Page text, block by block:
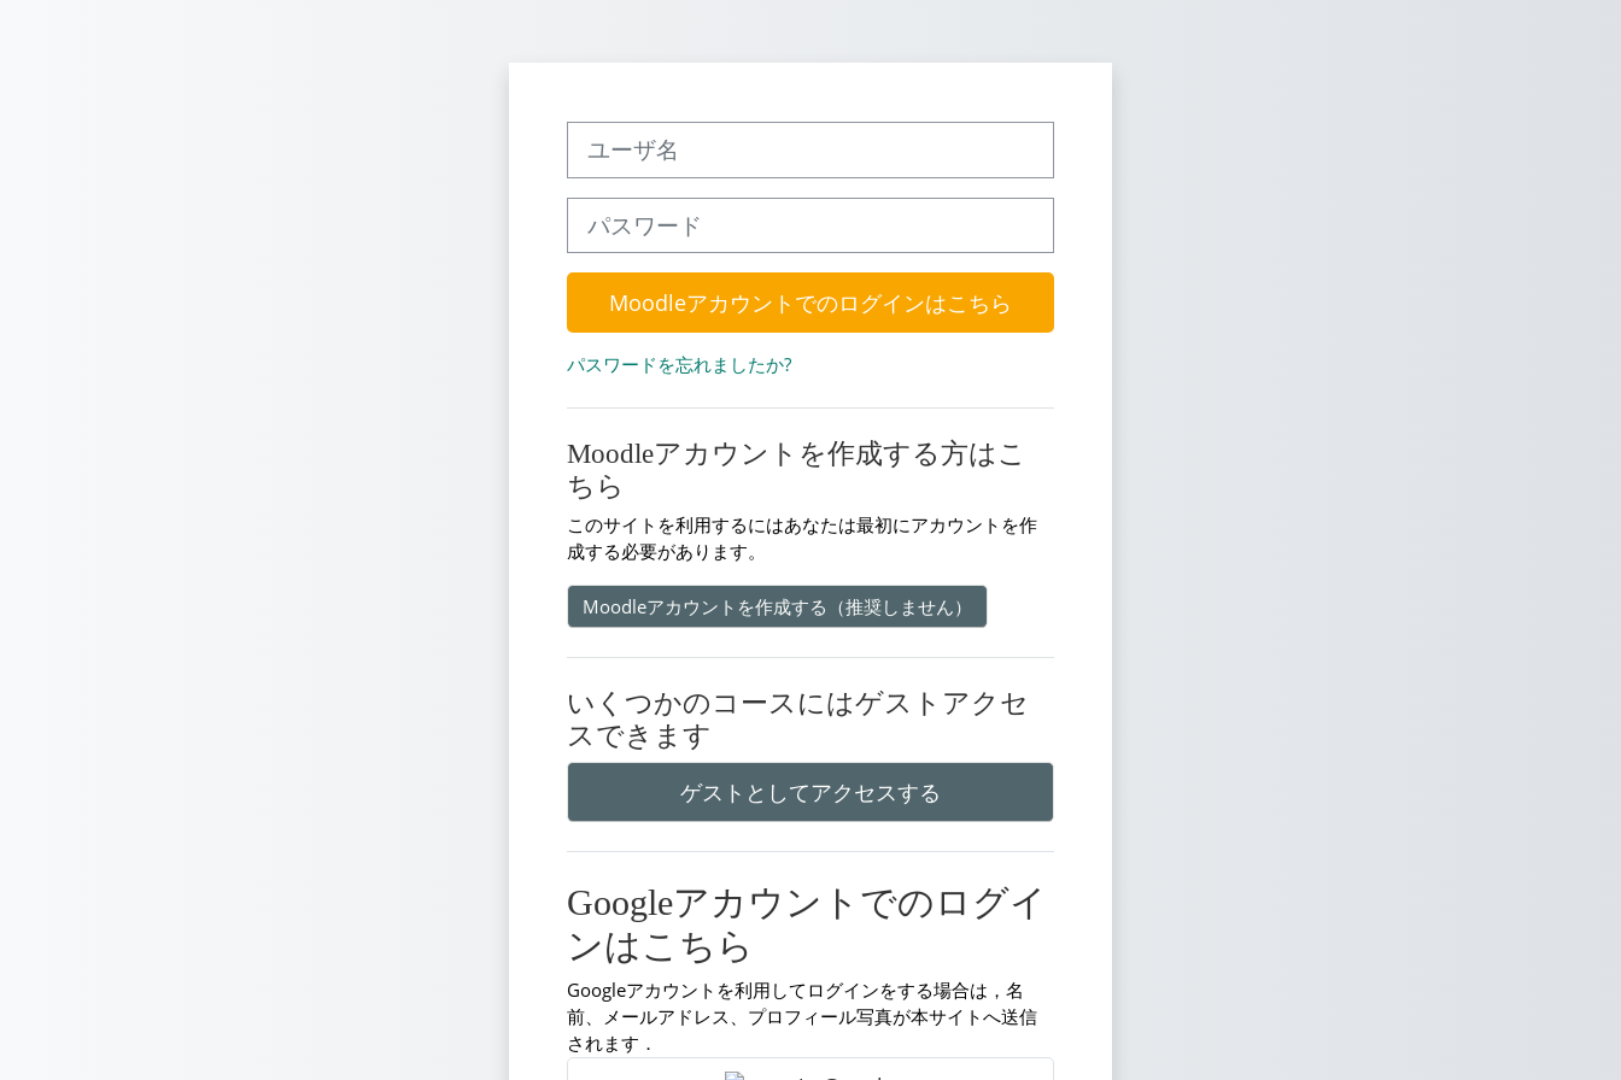
Moodleアカウントでのログインはこちら
パスワードを忘れましたか?
Moodleアカウントを作成する方はこ
ちら
このサイトを利用するにはあなたは最初にアカウントを作
成する必要があります。
Moodleアカウントを作成する（推奨しません）
いくつかのコースにはゲストアクセ
スできます
ゲストとしてアクセスする
Googleアカウントでのログイ
ンはこちら
Googleアカウントを利用してログインをする場合は，名
前、メールアドレス、プロフィール写真が本サイトへ送信
されます．